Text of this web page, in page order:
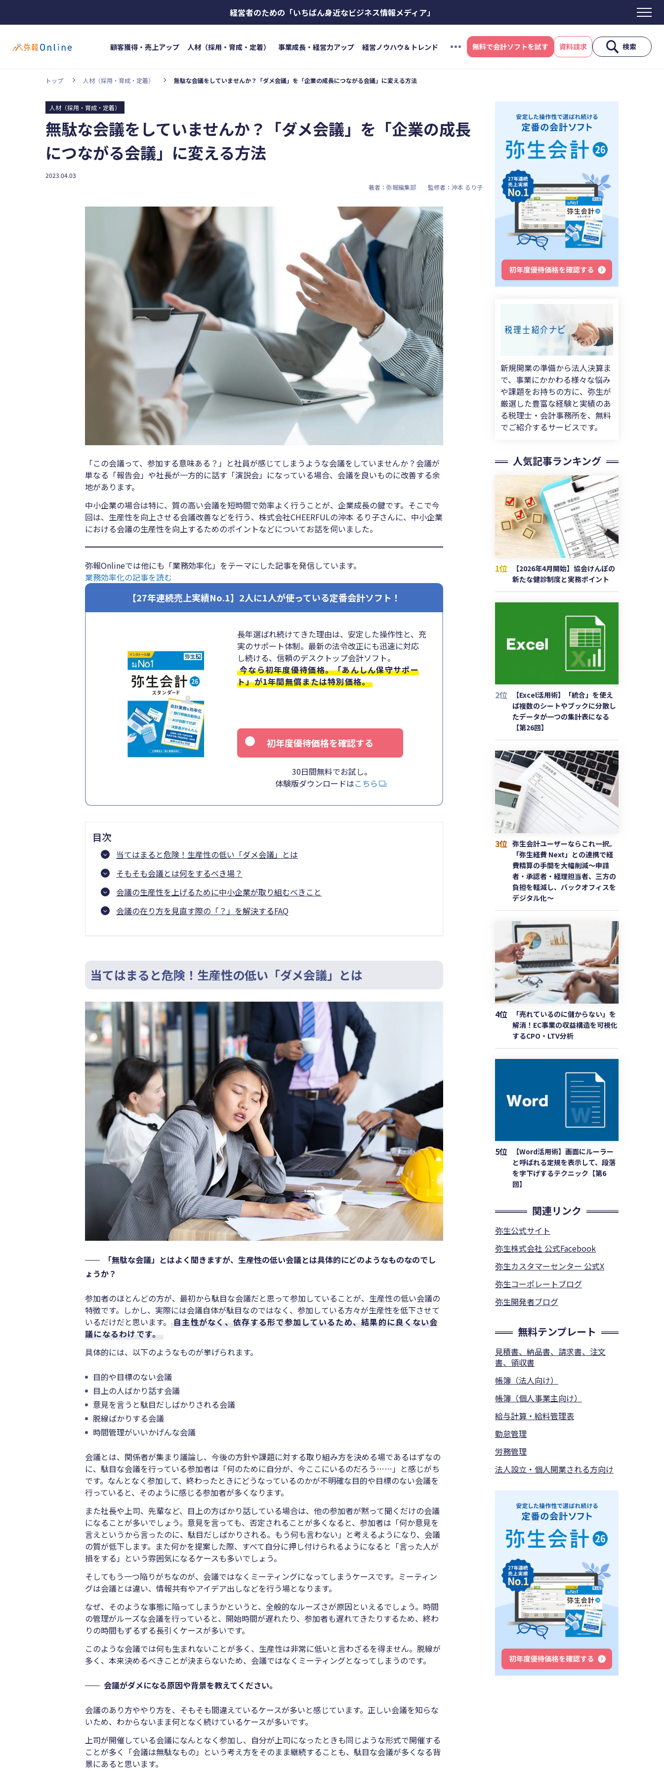
経営者のための 「いちばん身近なビジネス情報メディア」
カテゴリー
顧客獲得・売上アップ
人材（採用・育成・定着）
事業成長・経営力アップ
経営ノウハウ＆トレンド
弥生の製品・サービス
業務効率化
#インボイス #インボイス制度 #電子帳簿保存法
#集客
#資金調達
#DX #生産性向上
#人材育成
無料で会計ソフトを試す
顧客獲得・売上アップ 人材（採用・育成・定着） 事業成長・経営力アップ 経営ノウハウ＆トレンド 無料で会計ソフトを試す 資料請求 検索
#人材育成
#店舗経営 #クラブオフ
トップ 人材（採用・育成・定着） 無駄な会議をしていませんか？「ダメ会議」を「企業の成長につながる会議」に変える方法
人材（採用・育成・定着）
無駄な会議をしていませんか？「ダメ会議」を「企業の成長
につながる会議」に変える方法
2023.04.03
著者：弥報編集部
監修者：沖本 るり子
「この会議って、参加する意味ある？」と社員が感じてしまうような会議をしていませんか？会議が
単なる「報告会」や社長が一方的に話す「演説会」になっている場合、会議を良いものに改善する余
地があります。
中小企業の場合は特に、質の高い会議を短時間で効率よく行うことが、企業成長の鍵です。そこで今
回は、生産性を向上させる会議改善などを行う、株式会社CHEERFULの沖本 るり子さんに、中小企業
における会議の生産性を向上するためのポイントなどについてお話を伺いました。
弥報Onlineでは他にも「業務効率化」をテーマにした記事を発信しています。
業務効率化の記事を読む
【27年連続売上実績No.1】2人に1人が使っている定番会計ソフト！
長年選ばれ続けてきた理由は、安定した操作性と、充
実のサポート体制。最新の法令改正にも迅速に対応
し続ける、信頼のデスクトップ会計ソフト。
今なら初年度優待価格。「あんしん保守サポー
ト」が1年間無償または特別価格。
初年度優待価格を確認する
30日間無料でお試し。
体験版ダウンロードはこちら
目次
当てはまると危険！生産性の低い「ダメ会議」とは
そもそも会議とは何をするべき場？
会議の生産性を上げるために中小企業が取り組むべきこと
会議の在り方を見直す際の「？」を解決するFAQ
当てはまると危険！生産性の低い「ダメ会議」とは
「無駄な会議」とはよく聞きますが、生産性の低い会議とは具体的にどのようなものなのでし
ょうか？
参加者のほとんどの方が、最初から駄目な会議だと思って参加していることが、生産性の低い会議の
特徴です。しかし、実際には会議自体が駄目なのではなく、参加している方々が生産性を低下させて
いるだけだと思います。
自主性がなく、依存する形で参加しているため、結果的に良くない会
議になるわけです。
具体的には、以下のようなものが挙げられます。
目的や目標のない会議
目上の人ばかり話す会議
意見を言うと駄目だしばかりされる会議
脱線ばかりする会議
時間管理がいいかげんな会議
会議とは、関係者が集まり議論し、今後の方針や課題に対する取り組み方を決める場であるはずなの
に、駄目な会議を行っている参加者は「何のために自分が、今ここにいるのだろう……」と感じがち
です。なんとなく参加して、終わったときにどうなっているのかが不明確な目的や目標のない会議を
行っていると、そのように感じる参加者が多くなります。
また社長や上司、先輩など、目上の方ばかり話している場合は、他の参加者が黙って聞くだけの会議
になることが多いでしょう。意見を言っても、否定されることが多くなると、参加者は「何か意見を
言えというから言ったのに、駄目だしばかりされる。もう何も言わない」と考えるようになり、会議
の質が低下します。また何かを提案した際、すべて自分に押し付けられるようになると「言った人が
損をする」という雰囲気になるケースも多いでしょう。
そしてもう一つ陥りがちなのが、会議ではなくミーティングになってしまうケースです。ミーティン
グは会議とは違い、情報共有やアイデア出しなどを行う場となります。
なぜ、そのような事態に陥ってしまうかというと、全般的なルーズさが原因といえるでしょう。時間
の管理がルーズな会議を行っていると、開始時間が遅れたり、参加者も遅れてきたりするため、終わ
りの時間もずるずる長引くケースが多いです。
このような会議では何も生まれないことが多く、生産性は非常に低いと言わざるを得ません。脱線が
多く、本来決めるべきことが決まらないため、会議ではなくミーティングとなってしまうのです。
会議がダメになる原因や背景を教えてください。
会議のあり方ややり方を、そもそも間違えているケースが多いと感じています。正しい会議を知らな
いため、わからないまま何となく続けているケースが多いです。
上司が開催している会議になんとなく参加し、自分が上司になったときも同じような形式で開催する
ことが多く「会議は無駄なもの」という考え方をそのまま継続することも、駄目な会議が多くなる背
景にあると思います。
新規開業の準備から法人決算ま
で、事業にかかわる様々な悩み
や課題をお持ちの方に、弥生が
厳選した豊富な経験と実績のあ
る税理士・会計事務所を、無料
でご紹介するサービスです。
人気記事ランキング
1位
【2026年4月開始】協会けんぽの
新たな健診制度と実務ポイント
2位
【Excel活用術】「統合」を使え
ば複数のシートやブックに分散し
たデータが一つの集計表になる
【第26回】
3位 弥生会計ユーザーならこれ一択。
「弥生経費 Next」との連携で経
費精算の手間を大幅削減〜申請
者・承認者・経理担当者、三方の
負担を軽減し、バックオフィスを
デジタル化〜
4位
「売れているのに儲からない」を
解消！EC事業の収益構造を可視化
するCPO・LTV分析
5位
【Word活用術】画面にルーラー
と呼ばれる定規を表示して、段落
を字下げするテクニック【第6
回】
関連リンク
弥生公式サイト
弥生株式会社 公式Facebook
弥生カスタマーセンター 公式X
弥生コーポレートブログ
弥生開発者ブログ
無料テンプレート
見積書、納品書、請求書、注文
書、領収書
帳簿（法人向け）
帳簿（個人事業主向け）
給与計算・給料管理表
勤怠管理
労務管理
法人設立・個人開業される方向け